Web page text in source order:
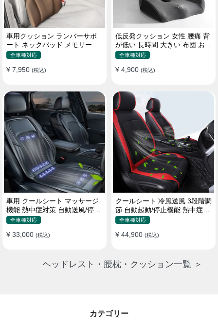
車用クッション ランバーサポ
ート ネックパッド メモリーフ
ォーム 疲労回復
全車種対応
¥ 7,950 (税込)
低反発クッション 女性 腰痛 背
が低い 長時間 大きい 布団 おし
ゃれ 運転 疲労回復
全車種対応
¥ 4,900 (税込)
車用 クールシート マッサージ
機能 熱中症対策 自動送風/停止
機能 24個強力ファン 取付簡単
全車種対応
¥ 33,000 (税込)
クールシート 冷風送風 3段階調
節 自動起動/停止機能 熱中症対
策 夏 暑さ対策 取付簡単
全車種対応
¥ 44,900 (税込)
ヘッドレスト・腰枕・クッション一覧 ＞
カテゴリー